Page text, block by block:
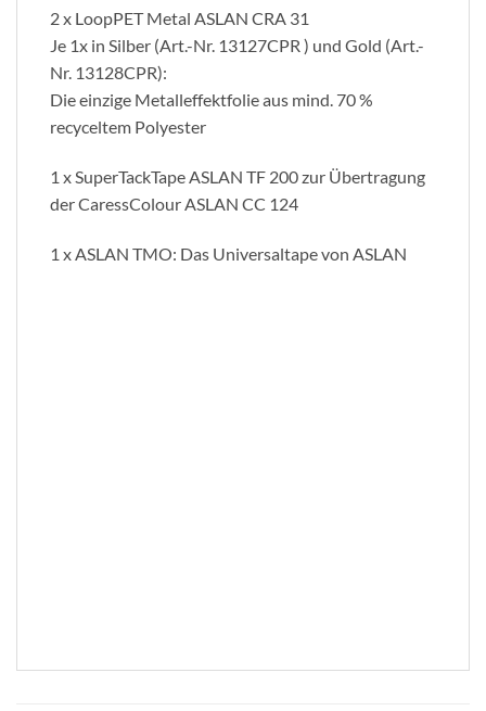
2 x LoopPET Metal ASLAN CRA 31
Je 1x in Silber (Art.-Nr. 13127CPR ) und Gold (Art.-
Nr. 13128CPR):
Die einzige Metalleffektfolie aus mind. 70 %
recyceltem Polyester
1 x SuperTackTape ASLAN TF 200 zur Übertragung
der CaressColour ASLAN CC 124
1 x ASLAN TMO: Das Universaltape von ASLAN